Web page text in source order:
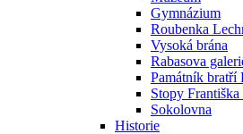
Gymnázium
Roubenka
Vysoká brána
Rabasova
Památník bratří
Stopy
Sokolovna
Historie